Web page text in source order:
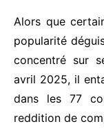
Alors que
popularité
concentré sur
avril 2025, il
dans les 77
reddition de